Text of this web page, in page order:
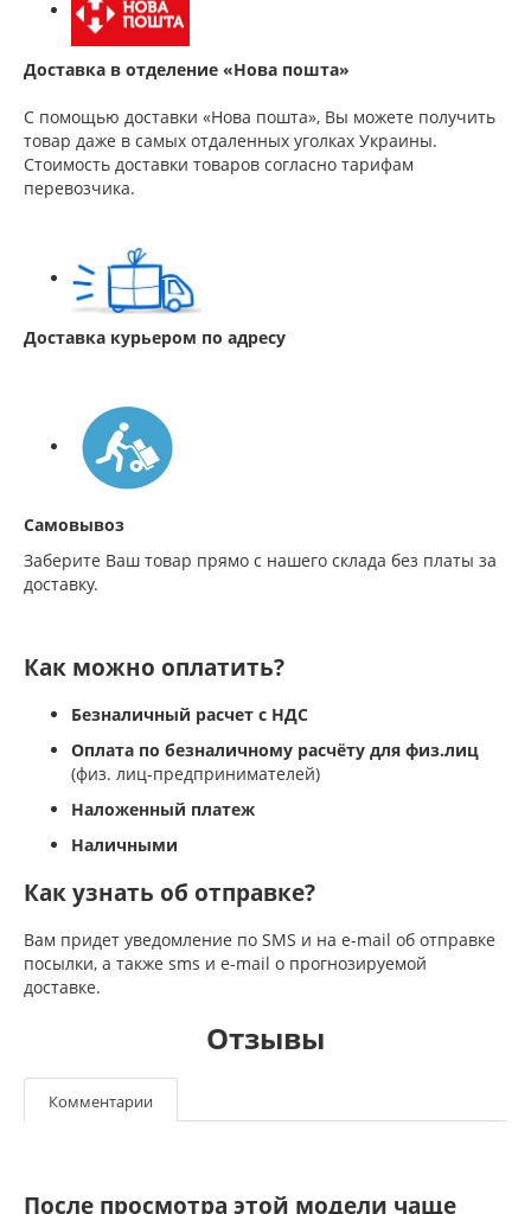
Доставка в отделение «Нова пошта»
С помощью доставки «Нова пошта», Вы можете получить
товар даже в самых отдаленных уголках Украины.
Стоимость доставки товаров согласно тарифам
перевозчика.
Доставка курьером по адресу
Самовывоз
Заберите Ваш товар прямо с нашего склада без платы за
доставку.
Как можно оплатить?
Безналичный расчет с НДС
Оплата по безналичному расчёту для физ.лиц
(физ. лиц-предпринимателей)
Наложенный платеж
Наличными
Как узнать об отправке?
Вам придет уведомление по SMS и на e-mail об отправке
посылки, а также sms и e-mail о прогнозируемой
доставке.
Отзывы
Комментарии
После просмотра этой модели чаще